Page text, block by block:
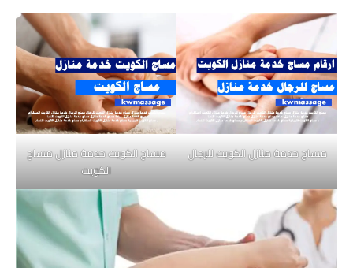
مساج خدمة منازل الكويت للرجال
مساج الكويت خدمة منازل مساج
الكويت